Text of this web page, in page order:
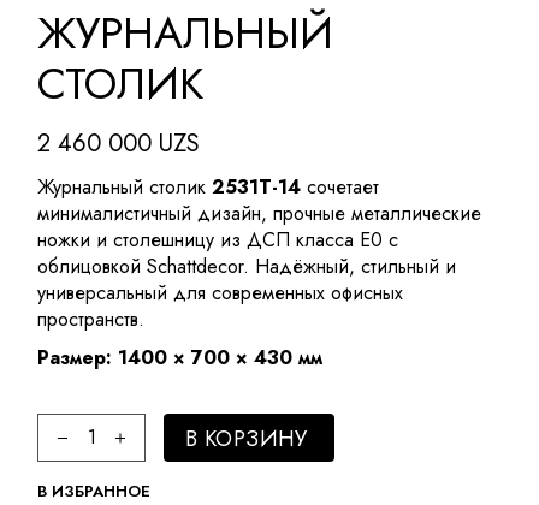
ЖУРНАЛЬНЫЙ
СТОЛИК
2 460 000 UZS
Журнальный столик2531T-14 сочетает
минималистичный дизайн, прочные металлические
ножки и столешницу из ДСП класса E0 с
облицовкой Schattdecor. Надёжный, стильный и
универсальный для современных офисных
пространств.
Размер: 1400 × 700 × 430 мм
Журнальный столик quantity
В КОРЗИНУ
В ИЗБРАННОЕ